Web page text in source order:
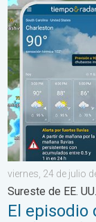
El episodio de
viernes, 24 de julio
Sureste de EE. UU.
El episodio